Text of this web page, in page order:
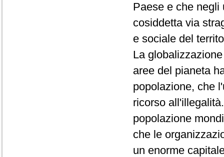
Paese e che negli
cosiddetta via
e sociale del
La
aree del pianeta
popolazione, che
ricorso
popolazione
che le
un enorme